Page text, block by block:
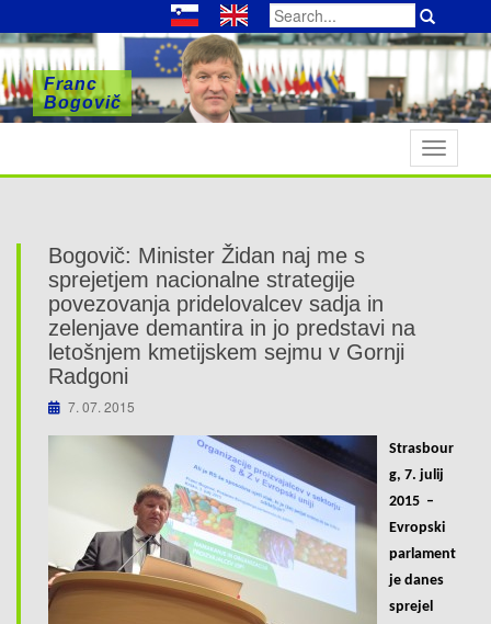
Search
for:
Franc
Bogovič
Franc
Bogovič
Franc
Bogovič
T
o
t
i
n
Bogovič: Minister Židan naj me s
sprejetjem nacionalne strategije
povezovanja pridelovalcev sadja in
zelenjave demantira in jo predstavi na
letošnjem kmetijskem sejmu v Gornji
Radgoni
7. 07. 2015
Strasbour
g, 7. julij
2015 –
Evropski
parlament
je danes
sprejel